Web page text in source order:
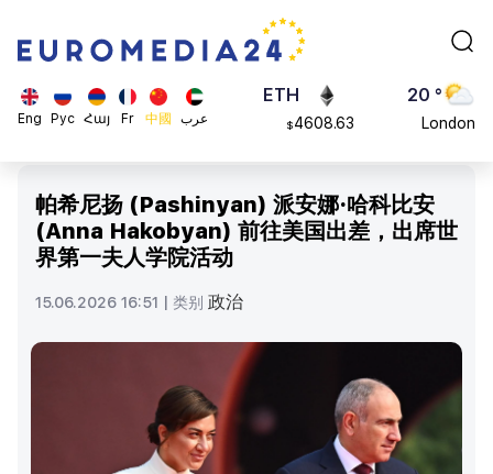
Eng Рус Հայ Fr 中國 عرب
ADA
0.868816
ETH
$4608.63
20 °
London
23 °
Brussels
Madrid
帕希尼扬 (Pashinyan) 派安娜·哈科比安
(Anna Hakobyan) 前往美国出差，出席世
界第一夫人学院活动
15.06.2026 16:51 | 类别 政治